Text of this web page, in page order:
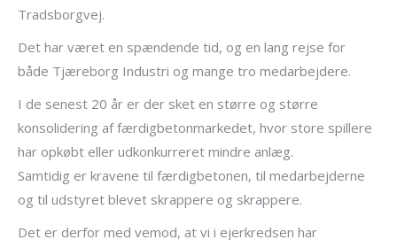
Tradsborgvej.
Det har været en spændende tid, og en lang rejse for
både Tjæreborg Industri og mange tro medarbejdere.
I de senest 20 år er der sket en større og større
konsolidering af færdigbetonmarkedet, hvor store spillere
har opkøbt eller udkonkurreret mindre anlæg.
Samtidig er kravene til færdigbetonen, til medarbejderne
og til udstyret blevet skrappere og skrappere.
Det er derfor med vemod, at vi i ejerkredsen har